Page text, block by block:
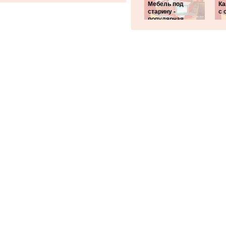
Мебель под
старину -
популярная
с